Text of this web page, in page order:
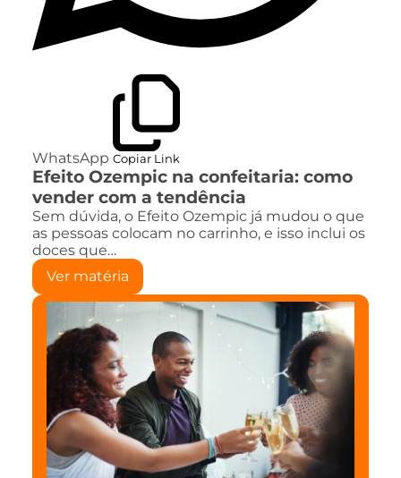
WhatsApp Copiar Link
Efeito Ozempic na confeitaria: como
vender com a tendência
Sem dúvida, o Efeito Ozempic já mudou o que
as pessoas colocam no carrinho, e isso inclui os
doces que…
Ver matéria